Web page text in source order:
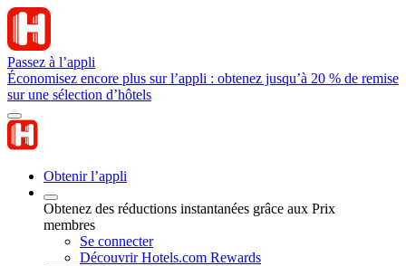
Passez à l’appli
Économisez encore plus sur l’appli : obtenez jusqu’à 20 % de remise
sur une sélection d’hôtels
Obtenir l’appli
Obtenez des réductions instantanées grâce aux Prix
membres
Se connecter
Découvrir Hotels.com Rewards